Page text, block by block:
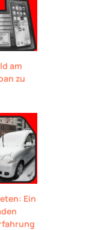
am
zu
Ein